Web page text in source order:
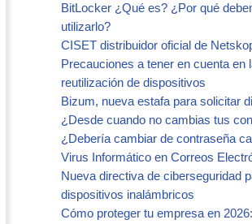
BitLocker ¿Qué es? ¿Por qué
utilizarlo?
CISET distribuidor oficial de
Precauciones a tener en cuenta en
reutilización de dispositivos
Bizum, nueva estafa para solicitar
¿Desde cuando no cambias tus
¿Debería cambiar de contraseña
Virus Informático en Correos
Nueva directiva de ciberseguridad
dispositivos inalámbricos
Cómo proteger tu empresa en